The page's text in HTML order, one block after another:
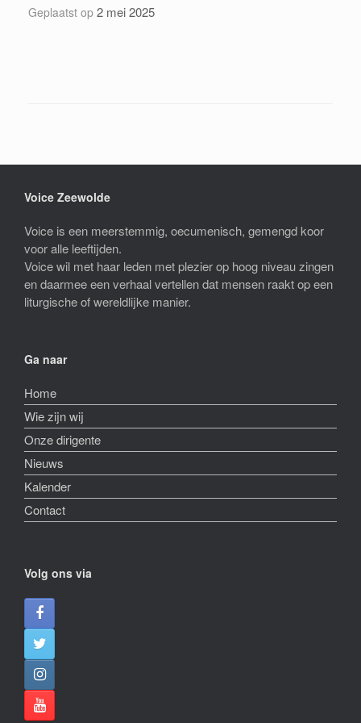
Geplaatst op 2 mei 2025
Voice Zeewolde
Voice is een meerstemmig, oecumenisch, gemengd koor
voor alle leeftijden.
Voice wil met haar leden met plezier op hoog niveau zingen
en daarmee een verhaal vertellen dat mensen raakt op een
liturgische of wereldlijke manier.
Ga naar
Home
Wie zijn wij
Onze dirigente
Nieuws
Kalender
Contact
Volg ons via